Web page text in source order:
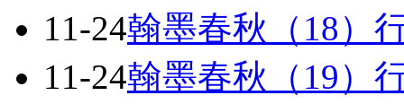
11-24翰墨春秋（18）
11-24翰墨春秋（19）